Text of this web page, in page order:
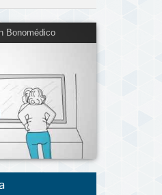
Bonomédico